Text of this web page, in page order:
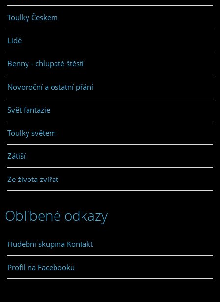
Toulky Českem
Lidé
Benny - chlupaté štěstí
Novoroční a ostatní přání
Svět fantazie
Toulky světem
Zátiší
Ze života zvířat
Oblíbené odkazy
Hudební skupina Kontakt
Profil na Facebooku